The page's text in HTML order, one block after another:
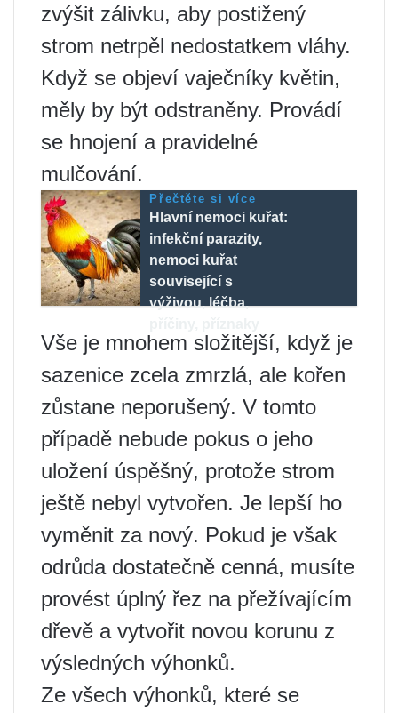
zvýšit zálivku, aby postižený
strom netrpěl nedostatkem vláhy.
Když se objeví vaječníky květin,
měly by být odstraněny. Provádí
se hnojení a pravidelné
mulčování.
Přečtěte si více
Hlavní nemoci kuřat:
infekční parazity,
nemoci kuřat
související s
výživou, léčba,
Vše je mnohem složitější, když je
sazenice zcela zmrzlá, ale kořen
zůstane neporušený. V tomto
případě nebude pokus o jeho
uložení úspěšný, protože strom
ještě nebyl vytvořen. Je lepší ho
vyměnit za nový. Pokud je však
odrůda dostatečně cenná, musíte
provést úplný řez na přežívajícím
dřevě a vytvořit novou korunu z
výsledných výhonků.
Ze všech výhonků, které se